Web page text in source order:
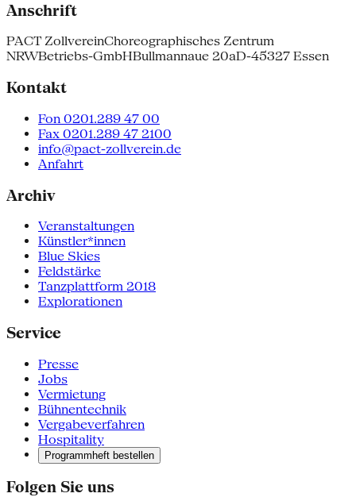
Anschrift
PACT ZollvereinChoreographisches Zentrum
NRWBetriebs-GmbHBullmannaue 20aD-45327 Essen
Kontakt
Fon 0201.289 47 00
Fax 0201.289 47 2100
info@pact-zollverein.de
Anfahrt
Archiv
Veranstaltungen
Künstler*innen
Blue Skies
Feldstärke
Tanzplattform 2018
Explorationen
Service
Presse
Jobs
Vermietung
Bühnentechnik
Vergabeverfahren
Hospitality
Programmheft bestellen
Folgen Sie uns